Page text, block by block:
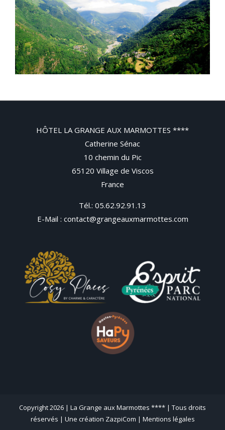
HÔTEL LA GRANGE AUX MARMOTTES ****
Catherine Sénac
10 chemin du Pic
65120 Village de Viscos
France
Tél.: 05.62.92.91.13
E-Mail : contact@grangeauxmarmottes.com
Copyright 2026 | La Grange aux Marmottes **** | Tous droits
réservés | Une création ZazpiCom | Mentions légales